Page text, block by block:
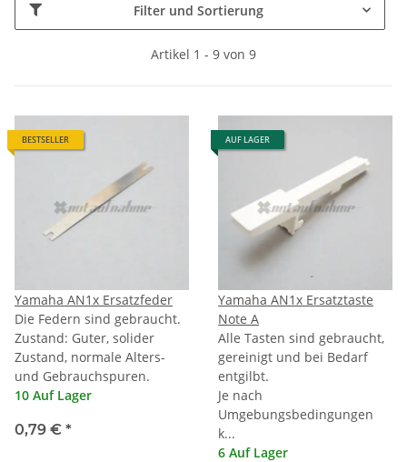
Filter und Sortierung
Artikel 1 - 9 von 9
BESTSELLER
Yamaha AN1x Ersatzfeder
Die Federn sind gebraucht.
Zustand: Guter, solider
Zustand, normale Alters-
und Gebrauchspuren.
10 Auf Lager
0,79 € *
AUF LAGER
Yamaha AN1x Ersatztaste
Note A
Alle Tasten sind gebraucht,
gereinigt und bei Bedarf
entgilbt.
Je nach
Umgebungsbedingungen
k...
6 Auf Lager